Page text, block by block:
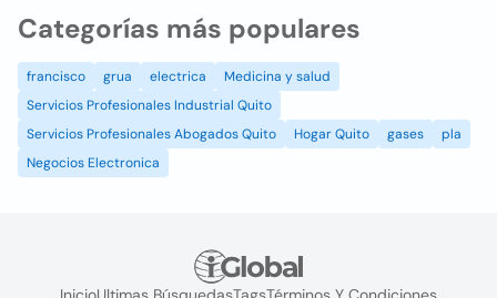
Categorías más populares
francisco grua electrica
Medicina y salud
Servicios Profesionales Industrial Quito
Servicios Profesionales Abogados Quito
Hogar Quito gases
pla
Negocios Electronica